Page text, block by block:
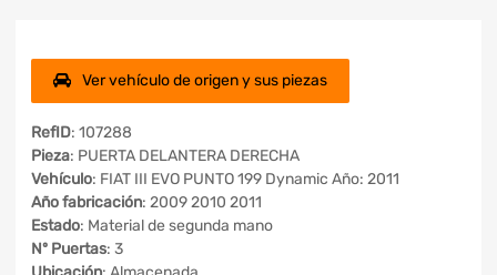
Ver vehículo de origen y sus piezas
RefID: 107288
Pieza: PUERTA DELANTERA DERECHA
Vehículo: FIAT III EVO PUNTO 199 Dynamic Año: 2011
Año fabricación: 2009 2010 2011
Estado: Material de segunda mano
Nº Puertas: 3